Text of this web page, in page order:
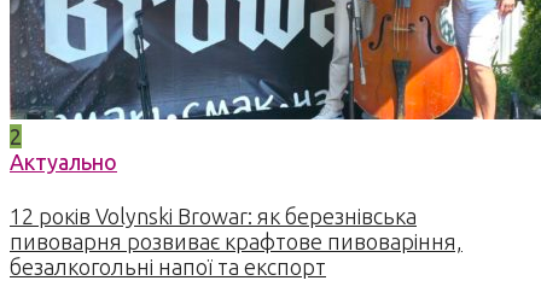
2
Актуально
12 років Volynski Browar: як березнівська
пивоварня розвиває крафтове пивоваріння,
безалкогольні напої та експорт